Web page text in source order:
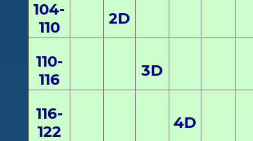
104-
110
2D
110-
116
3D
116-
122
4D